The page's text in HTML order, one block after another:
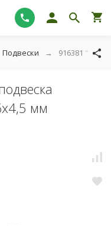
Подвески 916381
мм